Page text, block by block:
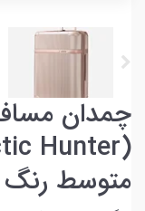
چمدان
متوسط رنگ